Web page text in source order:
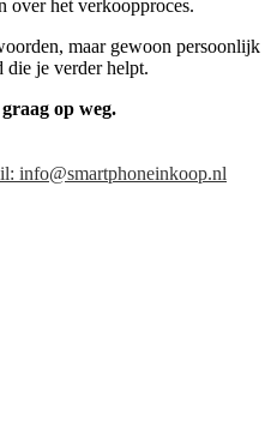
over het verkoopproces.
maar gewoon persoonlijk
die je verder helpt.
op weg.
info@smartphoneinkoop.nl